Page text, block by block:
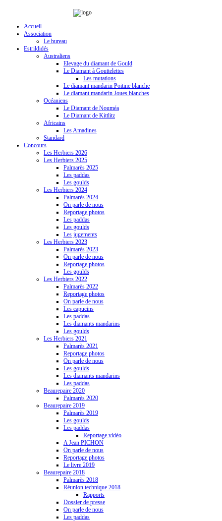
Accueil
Association
Le bureau
Estrildidés
Australiens
Elevage du diamant de Gould
Le Diamant à Gouttelettes
Les mutations
Le diamant mandarin Poitine blanche
Le diamant mandarin Joues blanches
Océaniens
Le Diamant de Nouméa
Le Diamant de Kittlitz
Africains
Les Amadines
Standard
Concours
Les Herbiers 2026
Les Herbiers 2025
Palmarès 2025
Les paddas
Les goulds
Les Herbiers 2024
Palmarès 2024
On parle de nous
Reportage photos
Les paddas
Les goulds
Les jugements
Les Herbiers 2023
Palmarès 2023
On parle de nous
Reportage photos
Les goulds
Les Herbiers 2022
Palmarès 2022
Reportage photos
On parle de nous
Les capucins
Les paddas
Les diamants mandarins
Les goulds
Les Herbiers 2021
Palmarès 2021
Reportage photos
On parle de nous
Les goulds
Les diamants mandarins
Les paddas
Beaurepaire 2020
Palmarès 2020
Beaurepaire 2019
Palmarès 2019
Les goulds
Les paddas
Reportage vidéo
A Jean PICHON
On parle de nous
Reportage photos
Le livre 2019
Beaurepaire 2018
Palmarès 2018
Réunion technique 2018
Rapports
Dossier de presse
On parle de nous
Les paddas